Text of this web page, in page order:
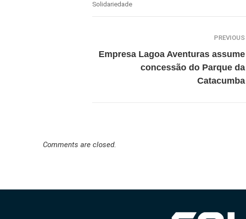
Solidariedade
PREVIOUS
Empresa Lagoa Aventuras assume
concessão do Parque da
Catacumba
Comments are closed.